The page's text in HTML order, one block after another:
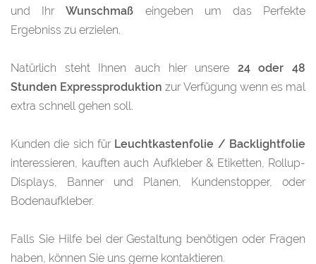
und IhrWunschmaß eingeben um das Perfekte
Ergebniss zu erzielen.
Natürlich steht Ihnen auch hier unsere 24 oder 48
Stunden Expressproduktion zur Verfügung wenn es mal
extra schnell gehen soll.
Kunden die sich für Leuchtkastenfolie / Backlightfolie
interessieren, kauften auch Aufkleber & Etiketten, Rollup-
Displays, Banner und Planen, Kundenstopper, oder
Bodenaufkleber.
Falls Sie Hilfe bei derGestaltung benötigen oder Fragen
haben, können Sie uns gerne kontaktieren.